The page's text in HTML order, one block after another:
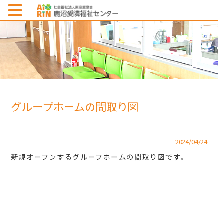
グループホームの間取り図
2024/04/24
新規オープンするグループホームの間取り図です。